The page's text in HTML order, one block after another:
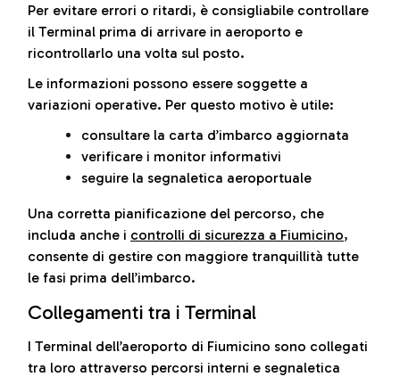
Per evitare errori o ritardi, è consigliabile controllare
il Terminal prima di arrivare in aeroporto e
ricontrollarlo una volta sul posto.
Le informazioni possono essere soggette a
variazioni operative. Per questo motivo è utile:
consultare la carta d’imbarco aggiornata
verificare i monitor informativi
seguire la segnaletica aeroportuale
Una corretta pianificazione del percorso, che
includa anche i controlli di sicurezza a Fiumicino,
consente di gestire con maggiore tranquillità tutte
le fasi prima dell’imbarco.
Collegamenti tra i Terminal
I Terminal dell’aeroporto di Fiumicino sono collegati
tra loro attraverso percorsi interni e segnaletica